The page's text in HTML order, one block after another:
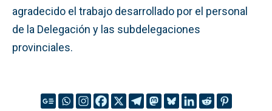
agradecido el trabajo desarrollado por el personal
de la Delegación y las subdelegaciones
provinciales.